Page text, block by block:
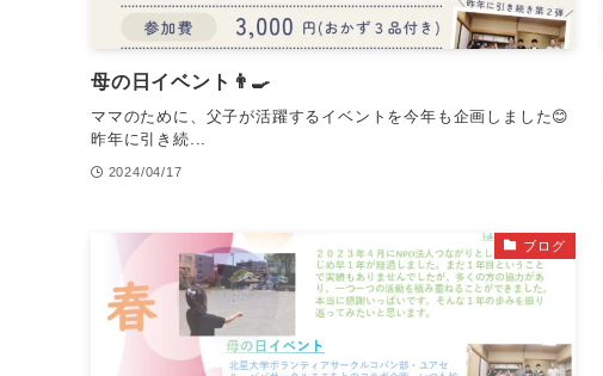
母の日イベント👨‍🍳
ママのために、父子が活躍するイベントを今年も企画しました😊
昨年に引き続...
2024/04/17
ブログ